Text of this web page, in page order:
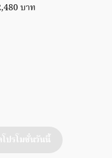
บาท
โปรโมชั่นวันนี้